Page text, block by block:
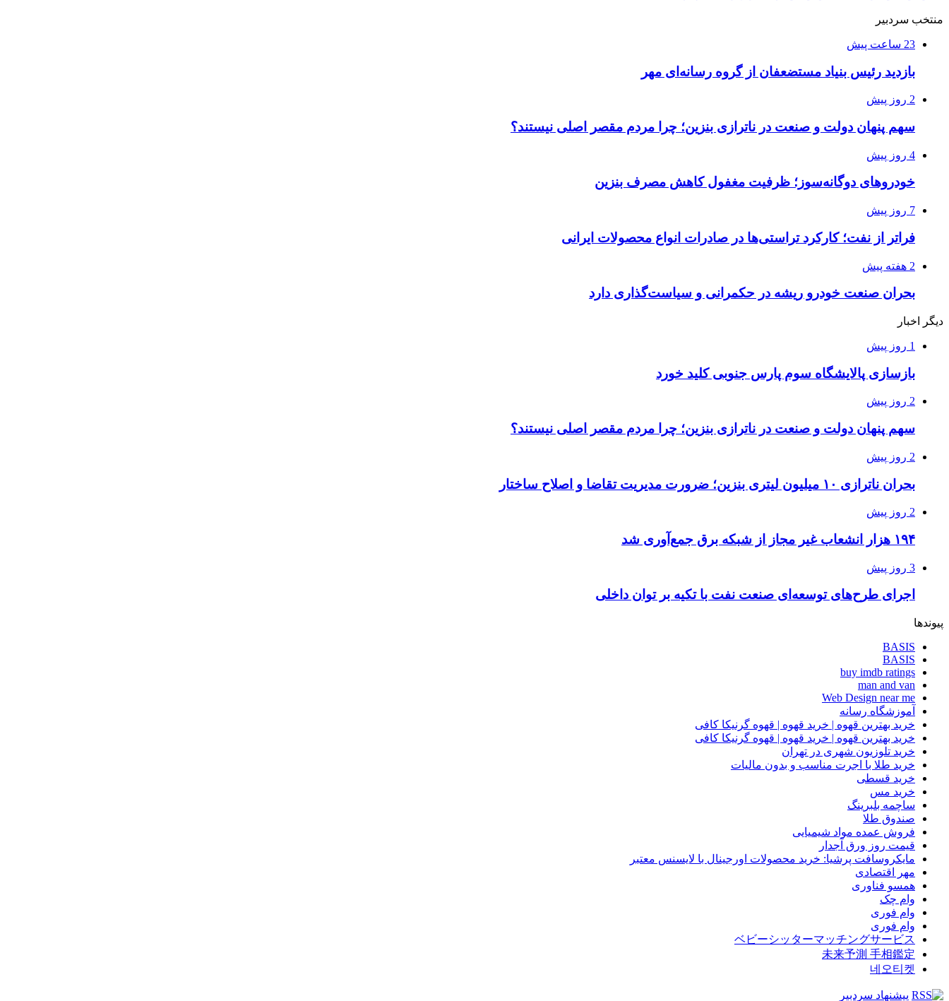
منتخب سردبیر
23 ساعت پیش
بازدید رئیس بنیاد مستضعفان از گروه رسانه‌ای مهر
2 روز پیش
سهم پنهان دولت و صنعت در ناترازی بنزین؛ چرا مردم مقصر اصلی نیستند؟
4 روز پیش
خودروهای دوگانه‌سوز؛ ظرفیت مغفول کاهش مصرف بنزین
7 روز پیش
فراتر از نفت؛ کارکرد تراستی‌ها در صادرات انواع محصولات ایرانی
2 هفته پیش
بحران صنعت خودرو ریشه در حکمرانی و سیاست‌گذاری دارد
دیگر اخبار
1 روز پیش
بازسازی پالایشگاه سوم پارس جنوبی کلید خورد
2 روز پیش
سهم پنهان دولت و صنعت در ناترازی بنزین؛ چرا مردم مقصر اصلی نیستند؟
2 روز پیش
بحران ناترازی ۱۰ میلیون لیتری بنزین؛ ضرورت مدیریت تقاضا و اصلاح ساختار
2 روز پیش
۱۹۴ هزار انشعاب غیر مجاز از شبکه برق جمع‌آوری شد
3 روز پیش
اجرای طرح‌های توسعه‌ای صنعت نفت با تکیه بر توان داخلی
پیوندها
BASIS
BASIS
buy imdb ratings
man and van
Web Design near me
آموزشگاه رسانه
خرید بهترین قهوه | خرید قهوه | قهوه گرنیکا کافی
خرید بهترین قهوه | خرید قهوه | قهوه گرنیکا کافی
خرید تلوزیون شهری در تهران
خرید طلا با اجرت مناسب و بدون مالیات
خرید قسطی
خرید مس
ساچمه بلبرینگ
صندوق طلا
فروش عمده مواد شیمیایی
قیمت روز ورق آجدار
مایکروسافت پرشیا: خرید محصولات اورجینال با لایسنس معتبر
مهر اقتصادی
همسو فناوری
وام چک
وام فوری
وام فوری
ベビーシッターマッチングサービス
未来予測 手相鑑定
네오티켓
پیشنهاد سردبیر